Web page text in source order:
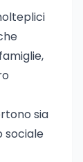
sia
sociale